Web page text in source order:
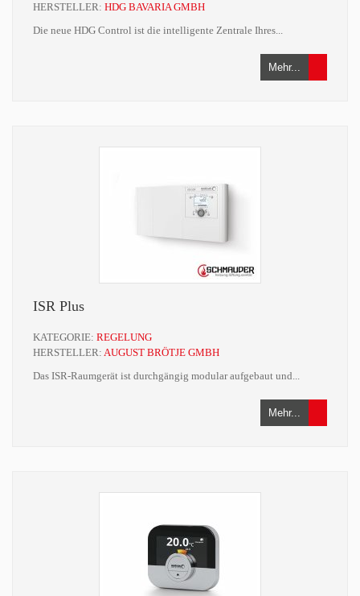
HERSTELLER: HDG BAVARIA GMBH
Die neue HDG Control ist die intelligente Zentrale Ihres...
Mehr...
ISR Plus
KATEGORIE: REGELUNG
HERSTELLER: AUGUST BRÖTJE GMBH
Das ISR-Raumgerät ist durchgängig modular aufgebaut und...
Mehr...